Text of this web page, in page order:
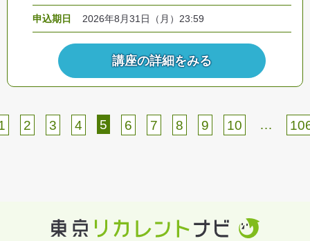
申込期日 2026年8月31日（月）23:59
講座の詳細をみる
2 3 4 5 6 7 8 9 10 …